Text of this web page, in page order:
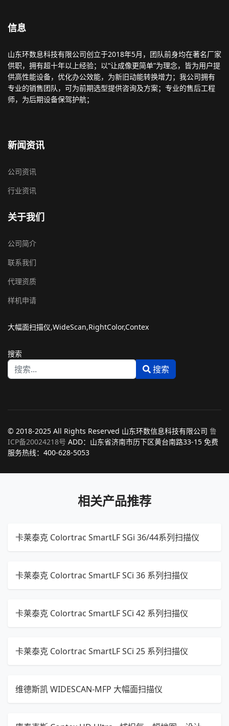
信息
山东环数息科技有限公司创立于2018年5月，团队前身均在著名厂家
供职，拥有超十年以上经验；以“让成像更简单”为理念，皆为用户提
供高性能设备，优化办公效能，为新旧动能转换增力；我公司拥有
专业的销售团队，可为前期选型提供咨询及方案；专业的售后工程
师，为后期设备保驾护航；
新闻资讯
公司资讯
行业资讯
关于我们
公司简介
联系我们
代理资质
样机申请
大幅面扫描仪,WideScan,RightColor,Contex
搜索
搜索
© 2018-2025 All Rights Reserved 山东环数信息科技有限公司 鲁
ICP备20024218号 ADD：山东省济南市历下区黄台南路33-15 免费
服务热线：400-628-5053
相关产品推荐
卡莱泰克 Colortrac SmartLF SGi 36/44系列扫描仪
卡莱泰克 Colortrac SmartLF SCi 36 系列扫描仪
卡莱泰克 Colortrac SmartLF SCi 42 系列扫描仪
卡莱泰克 Colortrac SmartLF SCi 25 系列扫描仪
维德斯凯 WIDESCAN-MFP 大幅面扫描仪